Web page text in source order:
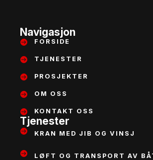
Navigasjon
FORSIDE
TJENESTER
PROSJEKTER
OM OSS
KONTAKT OSS
Tjenester
KRAN MED JIB OG VINSJ
LØFT OG TRANSPORT AV